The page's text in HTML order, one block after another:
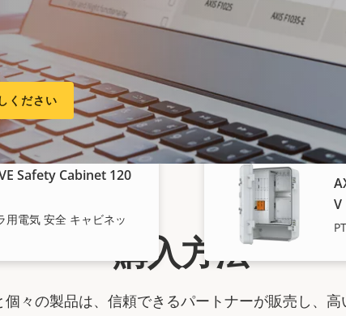
Safety Cabinet 120
きの堅牢なキャビネット
V
Safety Cabinet 120
用電気 安全 キャビネッ
V
ください
購入方法
々の製品は、信頼できるパートナーが販売し、